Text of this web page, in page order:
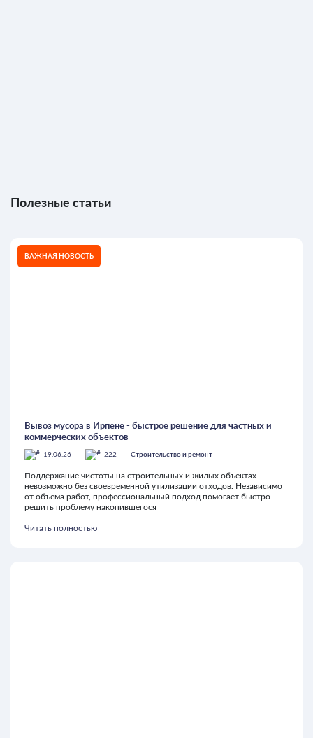
Полезные статьи
ВАЖНАЯ НОВОСТЬ
Вывоз мусора в Ирпене - быстрое решение для частных и
коммерческих объектов
19.06.26 222 Строительство и ремонт
Поддержание чистоты на строительных и жилых объектах
невозможно без своевременной утилизации отходов. Независимо
от объема работ, профессиональный подход помогает быстро
решить проблему накопившегося
Читать полностью